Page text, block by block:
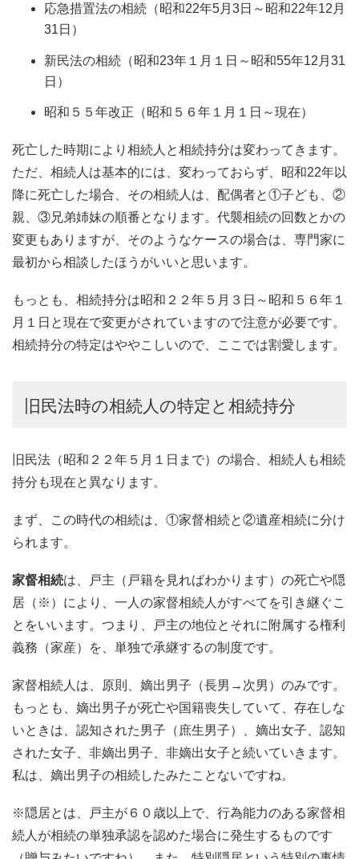
応急措置法の相続（昭和22年5月3日～昭和22年12月
31日）
新民法の相続（昭和23年１月１日～昭和55年12月31
日）
昭和５５年改正（昭和５６年１月１日～現在）
死亡した時期により相続人と相続持分は変わってきます。
ただ、相続人は基本的には、変わっておらず、昭和22年以
降に死亡した場合、その相続人は、配偶者と①子ども、②
親、③兄弟姉妹の順番となります。代襲相続の回数とかの
変更もありますが、そのようなケースの場合は、専門家に
最初から相談したほうがいいと思います。
もっとも、相続持分は昭和２２年５月３日～昭和５６年１
月１日と現在で変更がされていますので注意が必要です。
相続持分の特定はややこしいので、ここでは割愛します。
旧民法時の相続人の特定と相続持分
旧民法（昭和２２年５月１日まで）の場合、相続人も相続
持分も現在と異なります。
まず、この時代の相続は、①家督相続と②遺産相続に分け
られます。
家督相続は、戸主（戸籍を見ればわかります）の死亡や隠
居（※）により、一人の家督相続人がすべてを引き継ぐこ
とをいいます。つまり、戸主の地位とそれに附属する権利
義務（家産）を、単独で承継するの制度です。
家督相続人は、原則、嫡出男子（長男→次男）のみです。
もっとも、嫡出男子が死亡や国籍喪失していて、存在しな
いときは、認知された男子（庶生男子）、嫡出女子、認知
された女子、非嫡出男子、非嫡出女子と続いていきます。
私は、嫡出男子の相続したみたことないですね。
※隠居とは、戸主が６０歳以上で、行為能力のある家督相
続人が相続の単独承認を認めた場合に発生するものです